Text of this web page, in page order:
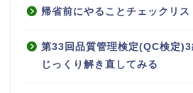
帰省前にやることチェックリス
第33回品質管理検定(QC検定
じっくり解き直してみる